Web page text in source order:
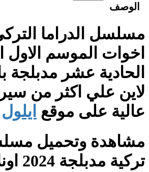
الوصف
مسلسل الدراما
الحادية عشر مدبلجة
لاين علي اكثر من
عالية على موقع ايلول
مشاهدة وتحميل
تركية مدبلجة 2024 اونلاين